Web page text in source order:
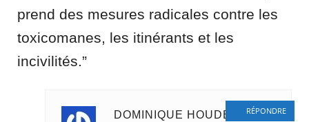
prend des mesures radicales contre les
toxicomanes, les itinérants et les
incivilités.”
DOMINIQUE HOUDE RÉPONDRE